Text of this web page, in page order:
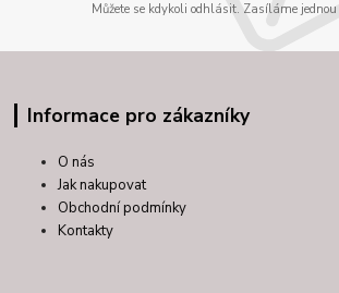
Můžete se kdykoli odhlásit. Zasíláme
Informace pro zákazníky
O nás
Jak nakupovat
Obchodní podmínky
Kontakty